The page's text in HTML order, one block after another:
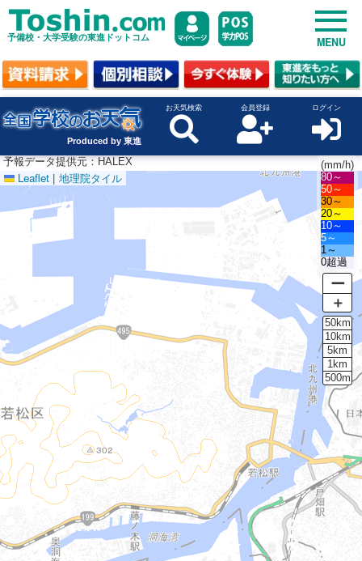
予備校・大学受験の東進ドットコム MENU
Produced by 東進
お天気検索 会員登録 ログイン
Leaflet | 地理院タイル
(mm/h)
80～
50～
30～
20～
10～
5～
1～
0超過
ー
＋
50km
10km
5km
1km
500m
予報データ提供元：HALEX